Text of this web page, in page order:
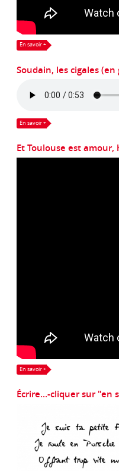
En savoir +
Soudain, les cigales (en
En savoir +
Et Toulouse est amour,
En savoir +
Écrire...-cliquer sur "en